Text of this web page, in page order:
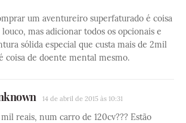
um aventureiro superfaturado é coisa
louco, mas adicionar todos os opcionais e
sólida especial que custa mais de 2mil
coisa de doente mental mesmo.
14 de abril de 2015 às 10:31
mil reais, num carro de 120cv??? Estão